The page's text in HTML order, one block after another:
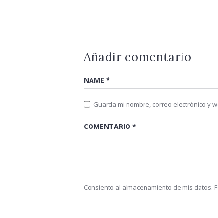
Añadir comentario
Guarda mi nombre, correo electrónico y
Consiento al almacenamiento de mis